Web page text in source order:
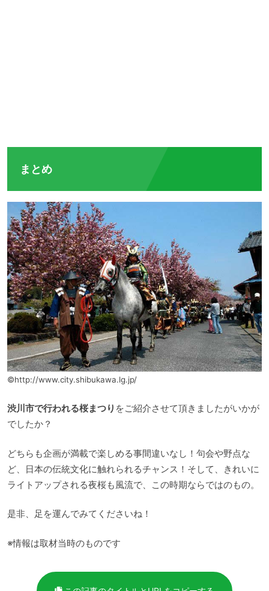
まとめ
©http://www.city.shibukawa.lg.jp/
渋川市で行われる桜まつり をご紹介させて頂きましたがいかが
でしたか？
どちらも企画が満載で楽しめる事間違いなし！句会や野点な
ど、日本の伝統文化に触れられるチャンス！そして、きれいに
ライトアップされる夜桜も風流で、この時期ならではのもの。
是非、足を運んでみてくださいね！
※情報は取材当時のものです